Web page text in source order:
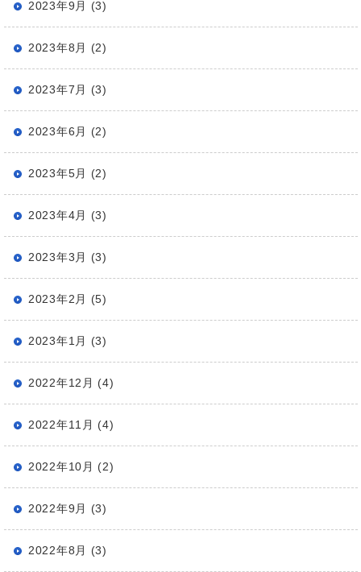
2023年9月 (3)
2023年8月 (2)
2023年7月 (3)
2023年6月 (2)
2023年5月 (2)
2023年4月 (3)
2023年3月 (3)
2023年2月 (5)
2023年1月 (3)
2022年12月 (4)
2022年11月 (4)
2022年10月 (2)
2022年9月 (3)
2022年8月 (3)